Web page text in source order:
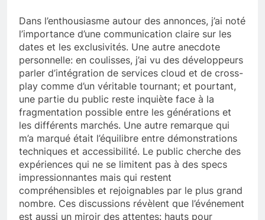
Dans l’enthousiasme autour des annonces, j’ai noté
l’importance d’une communication claire sur les
dates et les exclusivités. Une autre anecdote
personnelle: en coulisses, j’ai vu des développeurs
parler d’intégration de services cloud et de cross-
play comme d’un véritable tournant; et pourtant,
une partie du public reste inquiète face à la
fragmentation possible entre les générations et
les différents marchés. Une autre remarque qui
m’a marqué était l’équilibre entre démonstrations
techniques et accessibilité. Le public cherche des
expériences qui ne se limitent pas à des specs
impressionnantes mais qui restent
compréhensibles et rejoignables par le plus grand
nombre. Ces discussions révèlent que l’événement
est aussi un miroir des attentes: hauts pour